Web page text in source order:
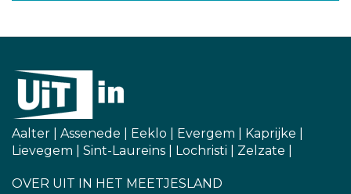
Aalter Assenede Eeklo Evergem Kaprijke
Lievegem
Sint-Laureins Lochristi Zelzate
OVER UIT IN HET MEETJESLAND